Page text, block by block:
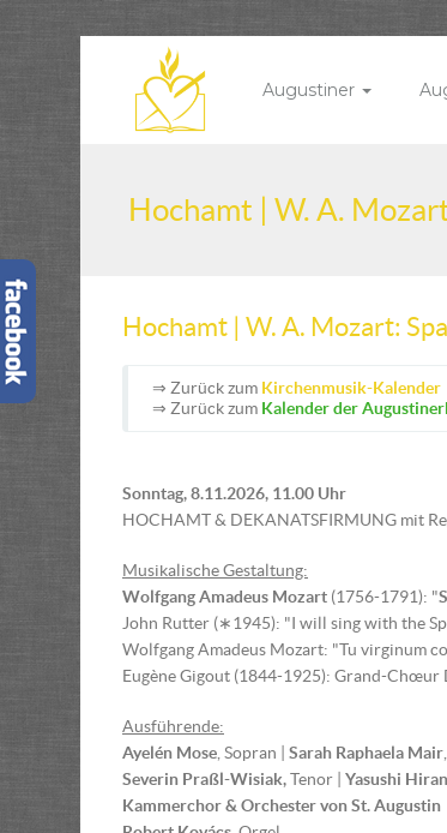
Augustiner
Hochamt | W. A.
Hochamt | W. A. Mozart:
⇒ Zurück zum Kirchenmusik-Kalender
⇒ Zurück zum Kalender der
Sonntag, 8.11.2026, 11.00 Uhr
HOCHAMT & DEKANATSFIRMUNG mit
Musikalische Gestaltung:
Wolfgang Amadeus Mozart (1756-1791): "
John Rutter (∗1945): "I will sing with the
Wolfgang Amadeus Mozart: "Tu virginum
Eugène Gigout (1844-1925): Grand-Chœur
Ausführende:
Ayelén Mose , Sopran | Sarah Raphaela Mair
Severin Praßl-Wisiak,Tenor | Yasushi
Kammerchor & Orchester von St. Augustin